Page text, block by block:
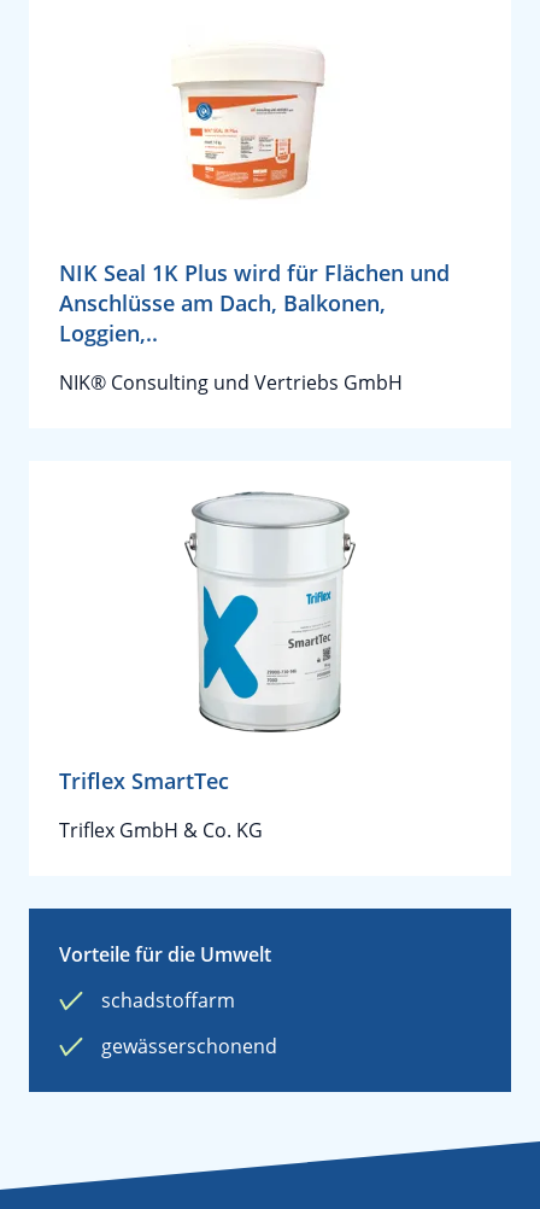
NIK Seal 1K Plus wird für Flächen und
Anschlüsse am Dach, Balkonen,
Loggien,..
NIK® Consulting und Vertriebs GmbH
Triflex SmartTec
Triflex GmbH & Co. KG
Vorteile für die Umwelt
schadstoffarm
gewässerschonend